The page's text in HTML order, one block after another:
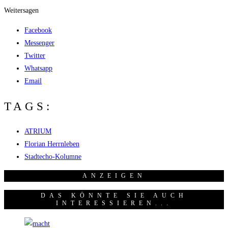
Weitersagen
Facebook
Messenger
Twitter
Whatsapp
Email
TAGS:
ATRIUM
Florian Herrnleben
Stadtecho-Kolumne
ANZEI­GEN
DAS KÖNNTE SIE AUCH
INTERESSIEREN...